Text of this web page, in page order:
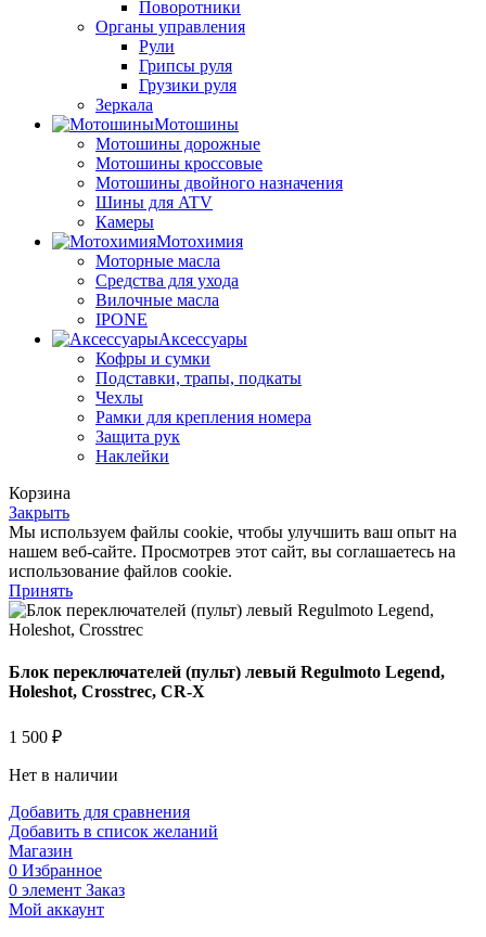
Поворотники
Органы управления
Рули
Грипсы руля
Грузики руля
Зеркала
Мотошины
Мотошины дорожные
Мотошины кроссовые
Мотошины двойного назначения
Шины для ATV
Камеры
Мотохимия
Моторные масла
Средства для ухода
Вилочные масла
IPONE
Аксессуары
Кофры и сумки
Подставки, трапы, подкаты
Чехлы
Рамки для крепления номера
Защита рук
Наклейки
Корзина
Закрыть
Мы используем файлы cookie, чтобы улучшить ваш опыт на
нашем веб-сайте. Просмотрев этот сайт, вы соглашаетесь на
использование файлов cookie.
Принять
Блок переключателей (пульт) левый Regulmoto Legend,
Holeshot, Crosstrec, CR-X
1 500 ₽
Нет в наличии
Добавить для сравнения
Добавить в список желаний
Магазин
0 Избранное
0 элемент Заказ
Мой аккаунт